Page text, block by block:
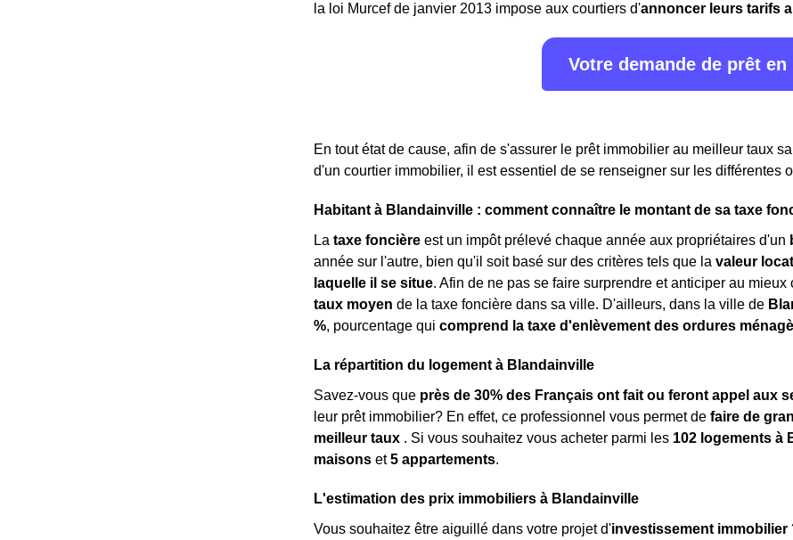
la loi Murcef de janvier 2013 impose aux courtiers d'annoncer leurs tarifs
Votre demande de prêt en
En tout état de cause, afin de s'assurer le prêt immobilier au meilleur taux
d'un courtier immobilier, il est essentiel de se renseigner sur les différentes
Habitant à Blandainville : comment connaître le montant de sa taxe
La taxe foncière est un impôt prélevé chaque année aux propriétaires d'un
année sur l'autre, bien qu'il soit basé sur des critères tels que la valeur
laquelle il se situe. Afin de ne pas se faire surprendre et anticiper au
taux moyen de la taxe foncière dans sa ville. D'ailleurs, dans la ville de
%, pourcentage qui comprend la taxe d'enlèvement des ordures
La répartition du logement à Blandainville
Savez-vous que près de 30% des Français ont fait ou feront appel aux
leur prêt immobilier? En effet, ce professionnel vous permet de faire de
meilleur taux . Si vous souhaitez vous acheter parmi les 102 logements à
maisons et5 appartements.
L'estimation des prix immobiliers à Blandainville
Vous souhaitez être aiguillé dans votre projet d'investissement immobilier